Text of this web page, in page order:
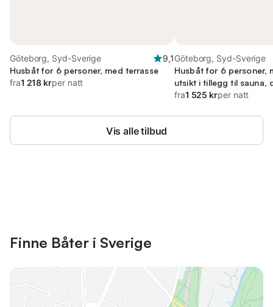
Göteborg, Syd-Sverige
9,1
Husbåt for 6 personer, med terrasse
fra1 218 krper natt
Göteborg, Syd-Sverige
Husbåt for 6 personer,
utsikt i tillegg til sauna,
fra1 525 krper natt
Vis alle tilbud
Finne Båter i Sverige